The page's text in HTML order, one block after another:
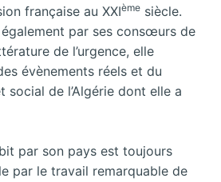
française au XXIème siècle.
par ses consœurs de
de l’urgence, elle
évènements réels et du
de l’Algérie dont elle a
par son pays est toujours
par le travail remarquable de